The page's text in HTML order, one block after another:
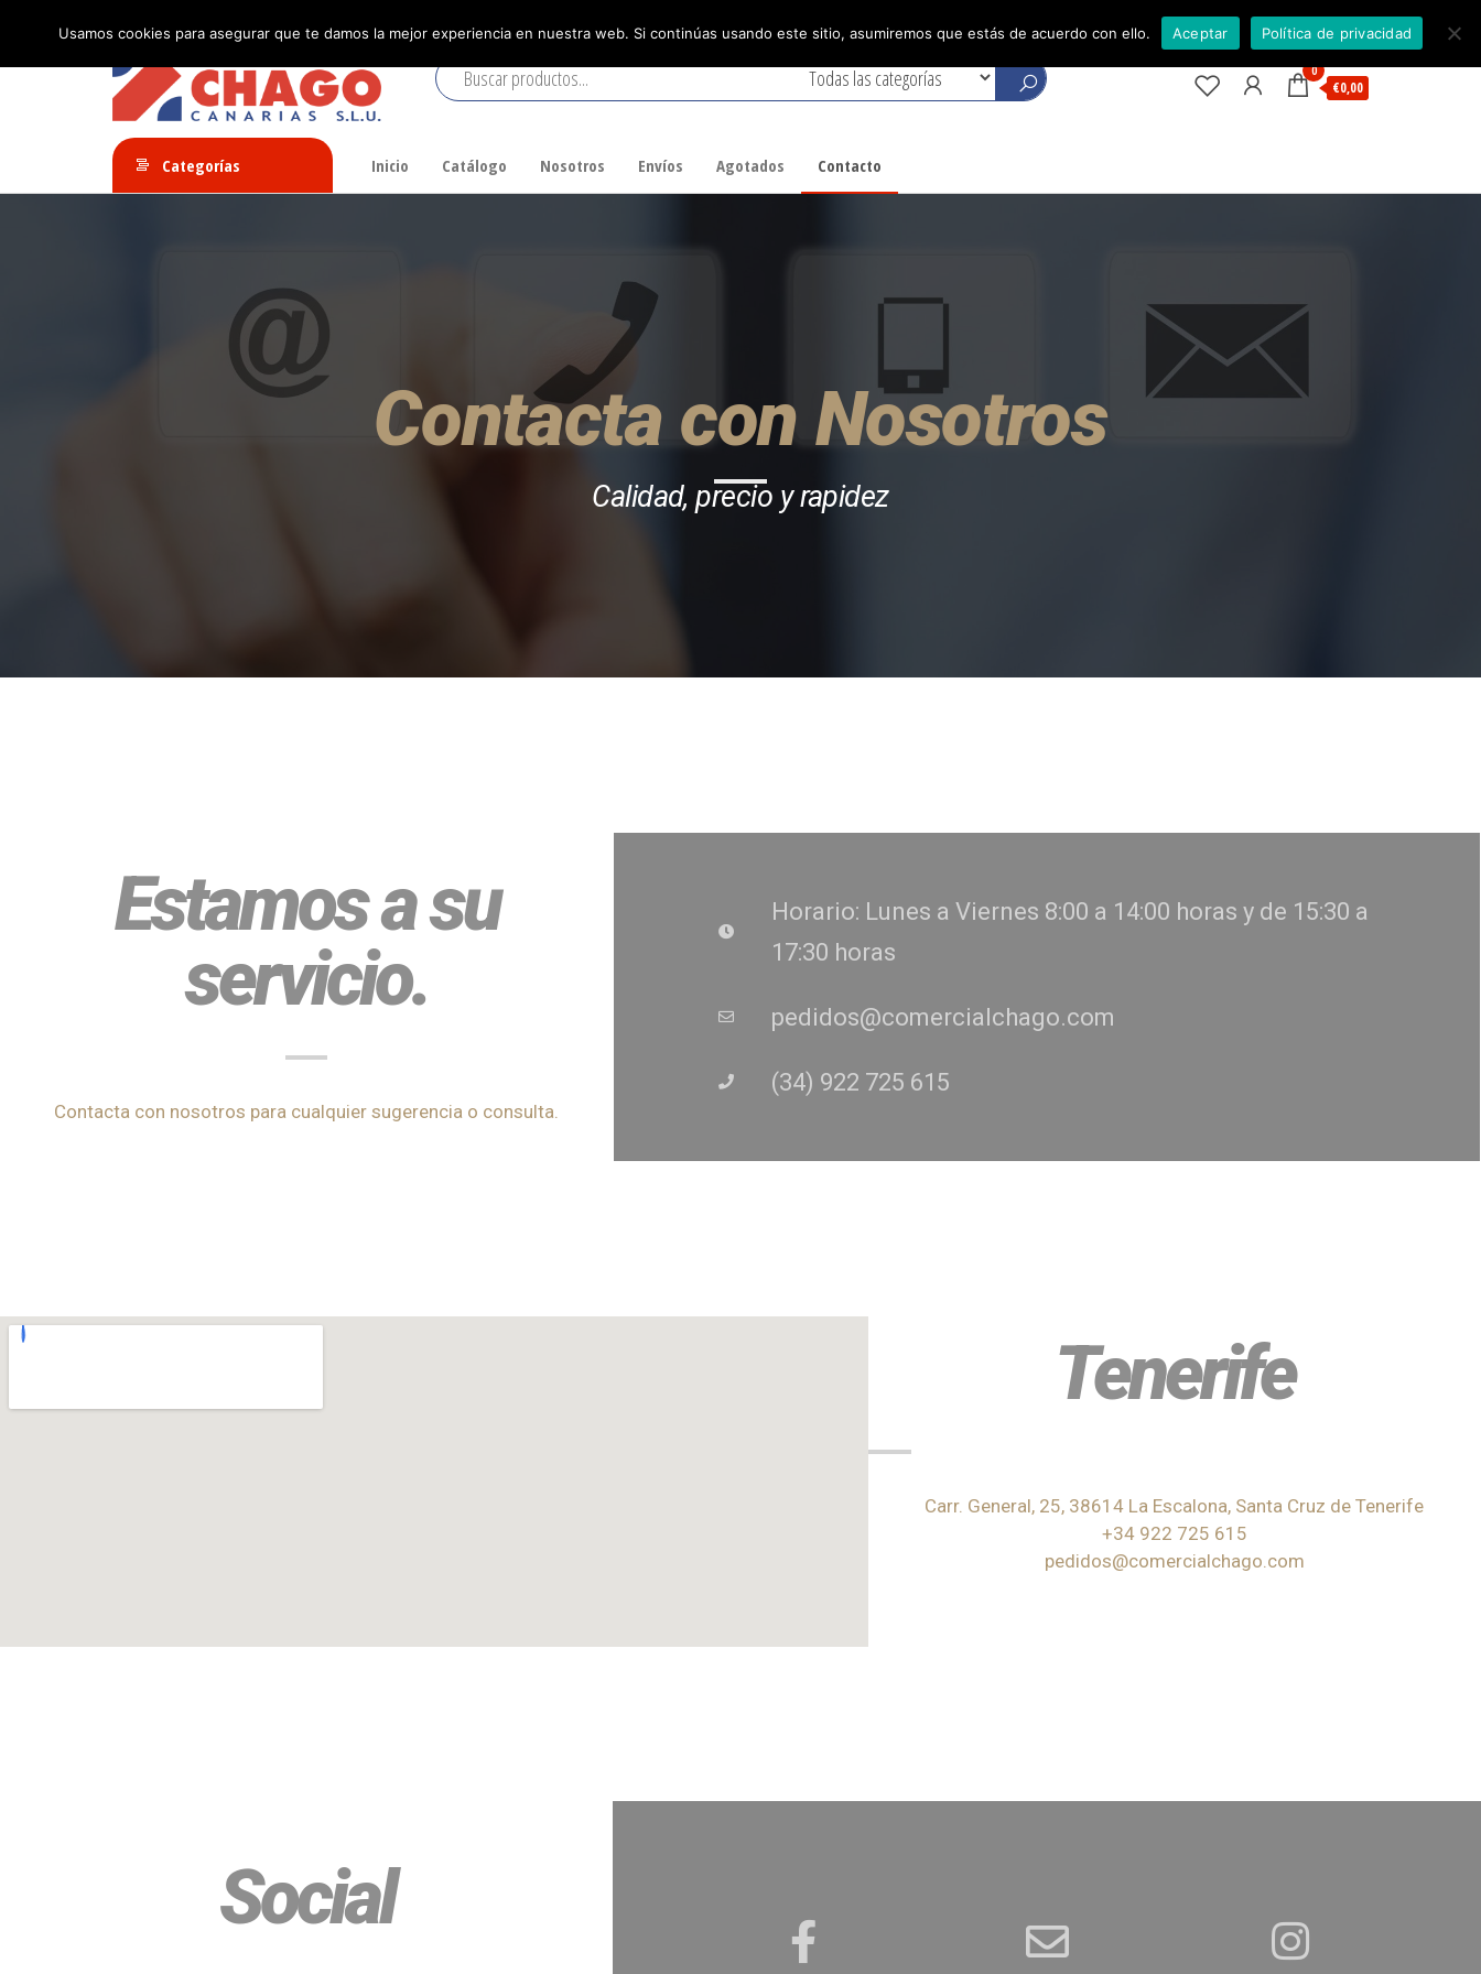
Envíos | Términos y Condiciones| Atención al cliente
Comercial
Chago
Ahorra
y
0
€0,00
Categorías Inicio Catálogo Nosotros Envíos Agotados Contacto
Contacta con Nosotros
Calidad, precio y rapidez
Estamos a su
servicio.
Contacta con nosotros para cualquier sugerencia o consulta.
Horario: Lunes a Viernes 8:00 a 14:00 horas y de 15:30 a
17:30 horas
pedidos@comercialchago.com
(34) 922 725 615
Tenerife
Carr. General, 25, 38614 La Escalona, Santa Cruz de Tenerife
+34 922 725 615
pedidos@comercialchago.com
Social
Usamos cookies para asegurar que te damos la mejor experiencia en nuestra web. Si continúas usando este sitio, asumiremos que estás de acuerdo con ello. Aceptar Política de privacidad